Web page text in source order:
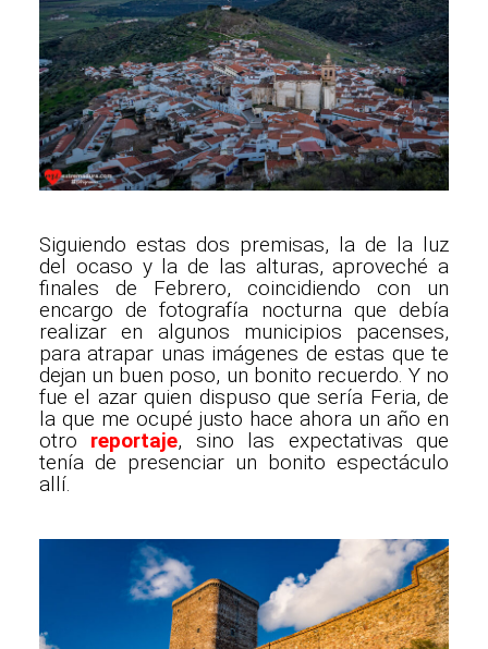
Siguiendo estas dos premisas, la de la luz
del ocaso y la de las alturas, aproveché a
finales de Febrero, coincidiendo con un
encargo de fotografía nocturna que debía
realizar en algunos municipios pacenses,
para atrapar unas imágenes de estas que te
dejan un buen poso, un bonito recuerdo. Y no
fue el azar quien dispuso que sería Feria, de
la que me ocupé justo hace ahora un año en
otro reportaje, sino las expectativas que
tenía de presenciar un bonito espectáculo
allí.